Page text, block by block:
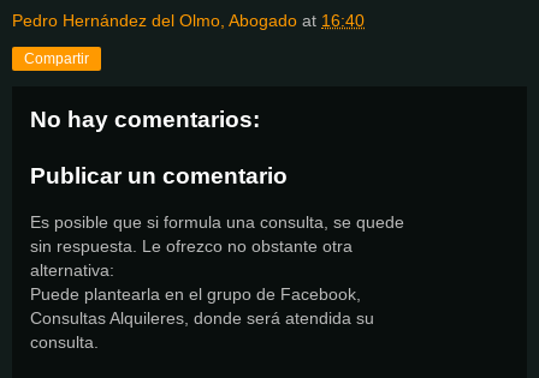
Pedro Hernández del Olmo, Abogado at 16:40
Compartir
No hay comentarios:
Publicar un comentario
Es posible que si formula una consulta, se quede
sin respuesta. Le ofrezco no obstante otra
alternativa:
Puede plantearla en el grupo de Facebook,
Consultas Alquileres, donde será atendida su
consulta.